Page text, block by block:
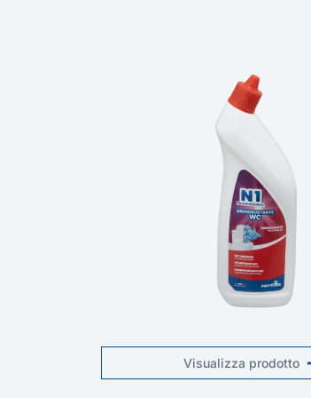
Visualizza prodotto